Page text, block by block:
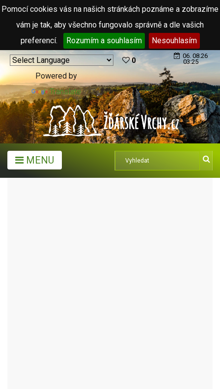
Pomocí cookies vás na našich stránkách poznáme a zobrazíme
vám je tak, aby všechno fungovalo správně a dle vašich
preferencí.
Rozumím a souhlasím Nesouhlasím
Powered by
Translate
0
06. 08.26
03:25
MENU